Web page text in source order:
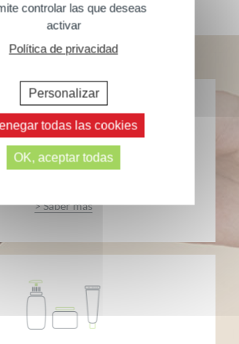
> Saber más
controlar las que deseas
activar
Política de privacidad
Personalizar
todas las cookies
OK, aceptar todas